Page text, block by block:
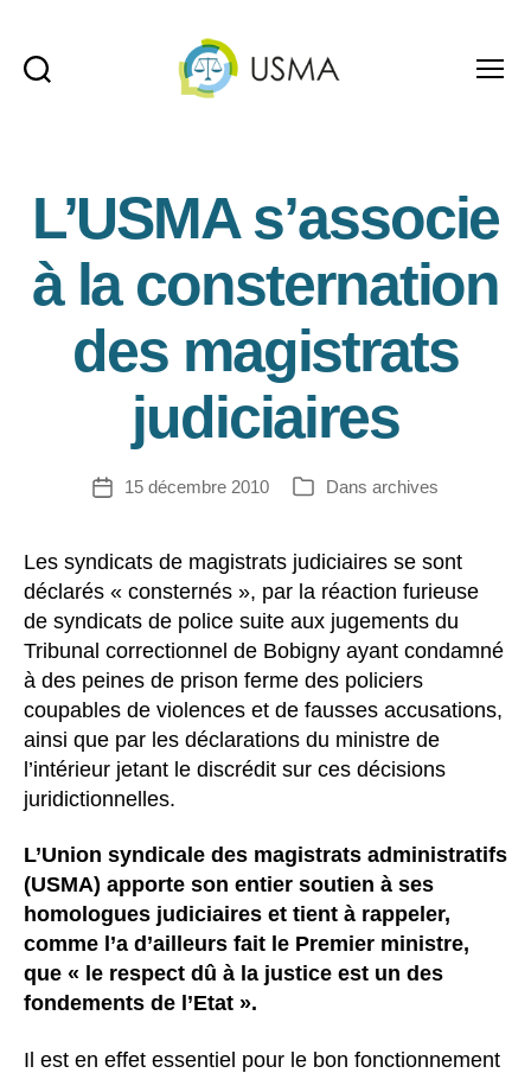
L’USMA s’associe
à la consternation
des magistrats
judiciaires
Date15 décembre 2010 Catégories
Dans archives
Les syndicats de magistrats judiciaires se sont
déclarés « consternés », par la réaction furieuse
de syndicats de police suite aux jugements du
Tribunal correctionnel de Bobigny ayant condamné
à des peines de prison ferme des policiers
coupables de violences et de fausses accusations,
ainsi que par les déclarations du ministre de
l’intérieur jetant le discrédit sur ces décisions
juridictionnelles.
L’Union syndicale des magistrats administratifs
(USMA) apporte son entier soutien à ses
homologues judiciaires et tient à rappeler,
comme l’a d’ailleurs fait le Premier ministre,
que « le respect dû à la justice est un des
fondements de l’Etat ».
Il est en effet essentiel pour le bon fonctionnement